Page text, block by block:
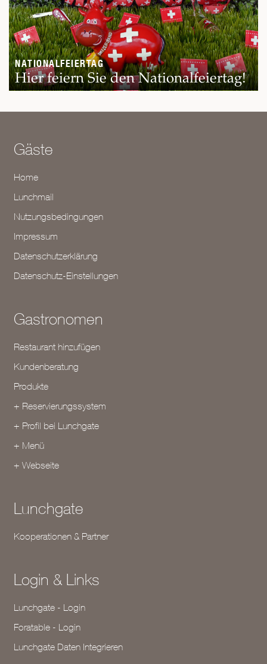
NATIONALFEIERTAG
Hier feiern Sie den Nationalfeiertag!
Gäste
Home
Lunchmail
Nutzungsbedingungen
Impressum
Datenschutzerklärung
Datenschutz-Einstellungen
Gastronomen
Restaurant hinzufügen
Kundenberatung
Produkte
+ Reservierungssystem
+ Profil bei Lunchgate
+ Menü
+ Webseite
Lunchgate
Kooperationen & Partner
Login & Links
Lunchgate - Login
Foratable - Login
Lunchgate Daten Integrieren